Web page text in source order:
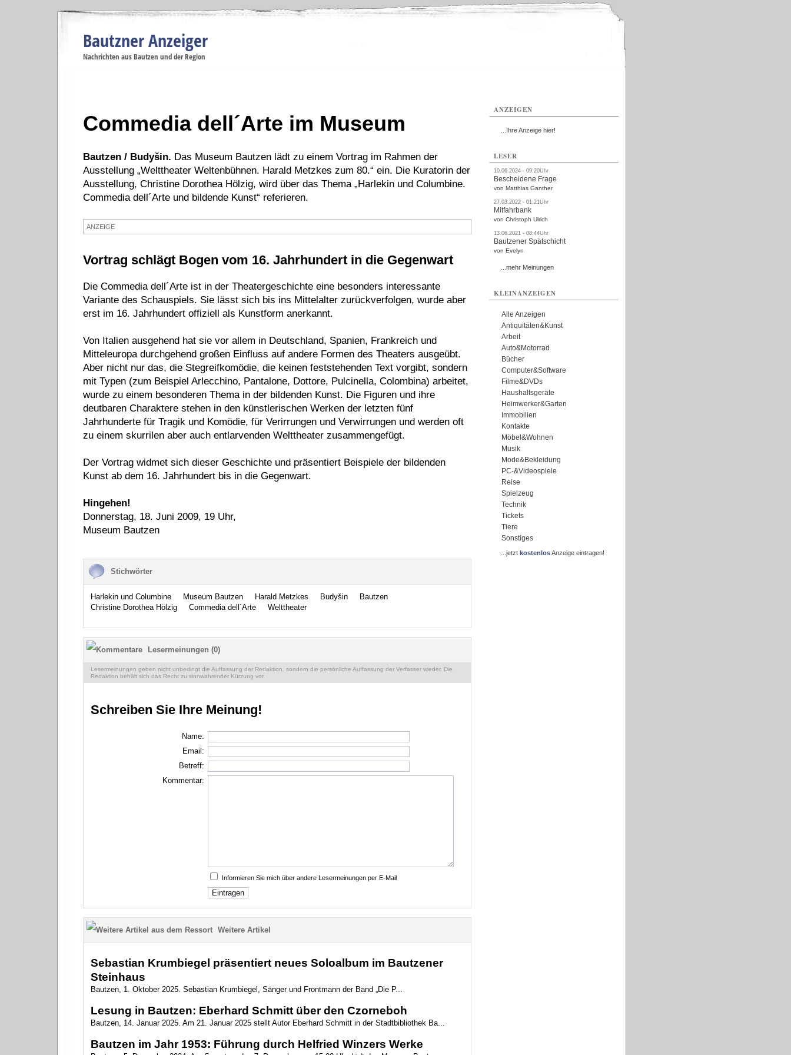
Bautzner Anzeiger
Nachrichten aus Bautzen und der Region
Commedia dell´Arte im Museum
Bautzen / Budyšin. Das Museum Bautzen lädt zu einem Vortrag im Rahmen der
Ausstellung „Welttheater Weltenbühnen. Harald Metzkes zum 80.“ ein. Die Kuratorin der
Ausstellung, Christine Dorothea Hölzig, wird über das Thema „Harlekin und Columbine.
Commedia dell´Arte und bildende Kunst“ referieren.
ANZEIGE
Vortrag schlägt Bogen vom 16. Jahrhundert in die Gegenwart
Die Commedia dell´Arte ist in der Theatergeschichte eine besonders interessante
Variante des Schauspiels. Sie lässt sich bis ins Mittelalter zurückverfolgen, wurde aber
erst im 16. Jahrhundert offiziell als Kunstform anerkannt.
Von Italien ausgehend hat sie vor allem in Deutschland, Spanien, Frankreich und
Mitteleuropa durchgehend großen Einfluss auf andere Formen des Theaters ausgeübt.
Aber nicht nur das, die Stegreifkomödie, die keinen feststehenden Text vorgibt, sondern
mit Typen (zum Beispiel Arlecchino, Pantalone, Dottore, Pulcinella, Colombina) arbeitet,
wurde zu einem besonderen Thema in der bildenden Kunst. Die Figuren und ihre
deutbaren Charaktere stehen in den künstlerischen Werken der letzten fünf
Jahrhunderte für Tragik und Komödie, für Verirrungen und Verwirrungen und werden oft
zu einem skurrilen aber auch entlarvenden Welttheater zusammengefügt.
Der Vortrag widmet sich dieser Geschichte und präsentiert Beispiele der bildenden
Kunst ab dem 16. Jahrhundert bis in die Gegenwart.
Hingehen!
Donnerstag, 18. Juni 2009, 19 Uhr,
Museum Bautzen
Stichwörter
Harlekin und Columbine Museum Bautzen Harald Metzkes Budyšin
Bautzen
Christine Dorothea Hölzig
Commedia dell´Arte Welttheater
Lesermeinungen (0)
Lesermeinungen geben nicht unbedingt die Auffassung der Redaktion, sondern die persönliche Auffassung der Verfasser wieder. Die
Redaktion behält sich das Recht zu sinnwahrender Kürzung vor.
Schreiben Sie Ihre Meinung!
Name:
Email:
Betreff:
Kommentar:
Informieren Sie mich über andere Lesermeinungen per E-Mail
Weitere Artikel
Sebastian Krumbiegel präsentiert neues Soloalbum im Bautzener
Steinhaus
Bautzen, 1. Oktober 2025. Sebastian Krumbiegel, Sänger und Frontmann der Band „Die P...
Lesung in Bautzen: Eberhard Schmitt über den Czorneboh
Bautzen, 14. Januar 2025. Am 21. Januar 2025 stellt Autor Eberhard Schmitt in der Stadtbibliothek Ba...
Bautzen im Jahr 1953: Führung durch Helfried Winzers Werke
ANZEIGEN
...Ihre Anzeige hier!
LESER
10.06.2024 - 09:20Uhr
Bescheidene Frage
von Matthias Ganther
27.03.2022 - 01:21Uhr
Mitfahrbank
von Christoph Ulrich
13.06.2021 - 08:44Uhr
Bautzener Spätschicht
von Evelyn
...mehr Meinungen
KLEINANZEIGEN
Alle Anzeigen
Antiquitäten&Kunst
Arbeit
Auto&Motorrad
Bücher
Computer&Software
Filme&DVDs
Haushaltsgeräte
Heimwerker&Garten
Immobilien
Kontakte
Möbel&Wohnen
Musik
Mode&Bekleidung
PC-&Videospiele
Reise
Spielzeug
Technik
Tickets
Tiere
Sonstiges
...jetzt kostenlosAnzeige eintragen!